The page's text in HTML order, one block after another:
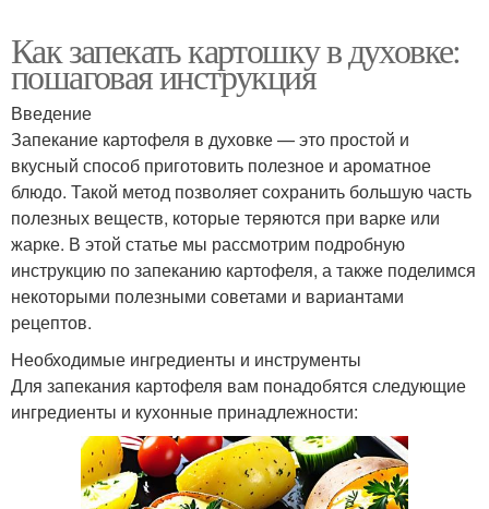
Как запекать картошку в духовке:
пошаговая инструкция
Введение
Запекание картофеля в духовке — это простой и
вкусный способ приготовить полезное и ароматное
блюдо. Такой метод позволяет сохранить большую часть
полезных веществ, которые теряются при варке или
жарке. В этой статье мы рассмотрим подробную
инструкцию по запеканию картофеля, а также поделимся
некоторыми полезными советами и вариантами
рецептов.
Необходимые ингредиенты и инструменты
Для запекания картофеля вам понадобятся следующие
ингредиенты и кухонные принадлежности: